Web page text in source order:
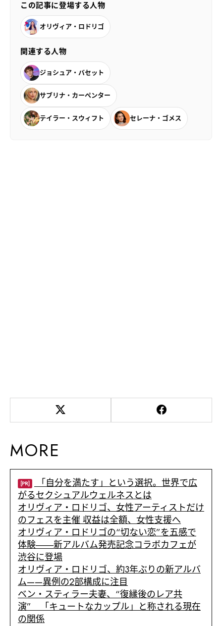
この記事に登場する人物
オリヴィア・ロドリゴ
関連する人物
ジョシュア・バセット
サブリナ・カーペンター
テイラー・スウィフト セレーナ・ゴメス
MORE
[PR]
「自分を満たす」という選択。世界で広
がるセクシュアルウェルネスとは
オリヴィア・ロドリゴ、女性アーティストだけ
のフェスを主催 収益は全額、女性支援へ
オリヴィア・ロドリゴの“切ない恋”を五感で
体験――新アルバム発売記念コラボカフェが
渋谷に登場
オリヴィア・ロドリゴ、約3年ぶりの新アルバ
ム——異例の2部構成に注目
ベン・スティラー夫妻、“復縁後のレア共
演” 「キュートなカップル」と称される現在
の関係